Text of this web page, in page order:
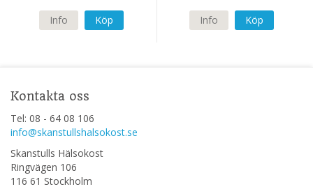
Info Köp Info Köp
Kontakta oss
Tel: 08 - 64 08 106
info@skanstullshalsokost.se
Skanstulls Hälsokost
Ringvägen 106
116 61 Stockholm